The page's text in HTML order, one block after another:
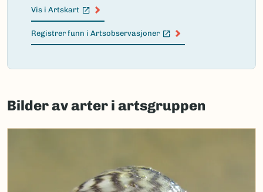
Vis i Artskart
(Ekstern lenke)
Registrer funn i Artsobservasjoner
(Ekstern lenke)
Failed
load
map.
Bilder av arter i artsgruppen